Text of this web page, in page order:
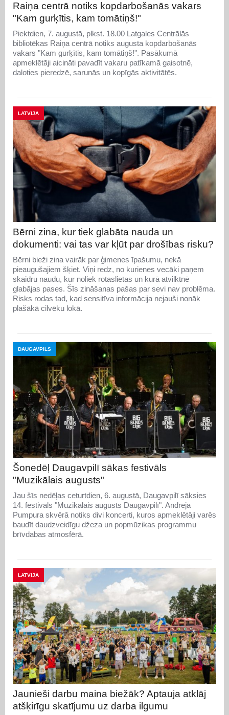
Raiņa centrā notiks kopdarbošanās vakars
"Kam gurķītis, kam tomātiņš!"
Piektdien, 7. augustā, plkst. 18.00 Latgales Centrālās
bibliotēkas Raiņa centrā notiks augusta kopdarbošanās
vakars "Kam gurķītis, kam tomātiņš!". Pasākumā
apmeklētāji aicināti pavadīt vakaru patīkamā gaisotnē,
daloties pieredzē, sarunās un kopīgās aktivitātēs.
LATVIJA
Bērni zina, kur tiek glabāta nauda un
dokumenti: vai tas var kļūt par drošības risku?
Bērni bieži zina vairāk par ģimenes īpašumu, nekā
pieaugušajiem šķiet. Viņi redz, no kurienes vecāki paņem
skaidru naudu, kur noliek rotaslietas un kurā atvilktnē
glabājas pases. Šīs zināšanas pašas par sevi nav problēma.
Risks rodas tad, kad sensitīva informācija nejauši nonāk
plašākā cilvēku lokā.
DAUGAVPILS
Šonedēļ Daugavpilī sākas festivāls
"Muzikālais augusts"
Jau šīs nedēļas ceturtdien, 6. augustā, Daugavpilī sāksies
14. festivāls "Muzikālais augusts Daugavpilī". Andreja
Pumpura skvērā notiks divi koncerti, kuros apmeklētāji varēs
baudīt daudzveidīgu džeza un popmūzikas programmu
brīvdabas atmosfērā.
LATVIJA
Jaunieši darbu maina biežāk? Aptauja atklāj
atšķirīgu skatījumu uz darba ilgumu